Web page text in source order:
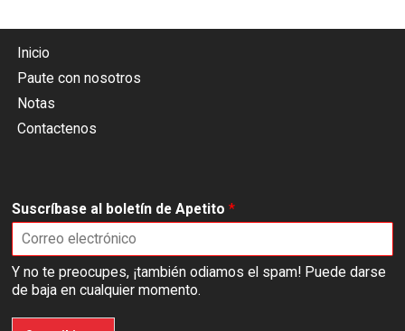
Inicio
Paute con nosotros
Notas
Contactenos
Suscríbase al boletín de Apetito *
Y no te preocupes, ¡también odiamos el spam! Puede darse
de baja en cualquier momento.